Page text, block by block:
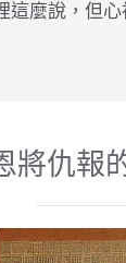
這麼說，但
將仇報